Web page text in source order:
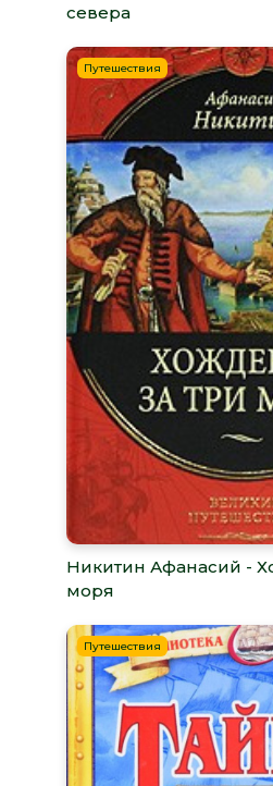
севера
Путешествия
Никитин Афанасий -
моря
Путешествия